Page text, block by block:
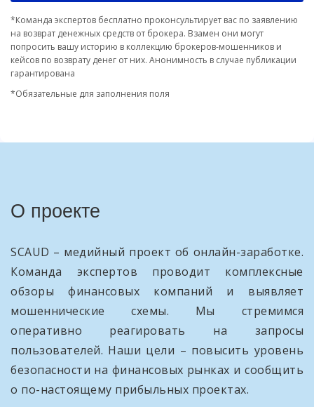
*Команда экспертов бесплатно проконсультирует вас по заявлению
на возврат денежных средств от брокера. Взамен они могут
попросить вашу историю в коллекцию брокеров-мошенников и
кейсов по возврату денег от них. Анонимность в случае публикации
гарантирована
*Обязательные для заполнения поля
О проекте
SCAUD – медийный проект об онлайн-заработке.
Команда экспертов проводит комплексные
обзоры финансовых компаний и выявляет
мошеннические схемы. Мы стремимся
оперативно реагировать на запросы
пользователей. Наши цели – повысить уровень
безопасности на финансовых рынках и сообщить
о по-настоящему прибыльных проектах.